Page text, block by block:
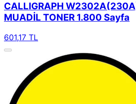
CALLIGRAPH
MUADİL TONER 1.800 Sayfa
601,17 TL